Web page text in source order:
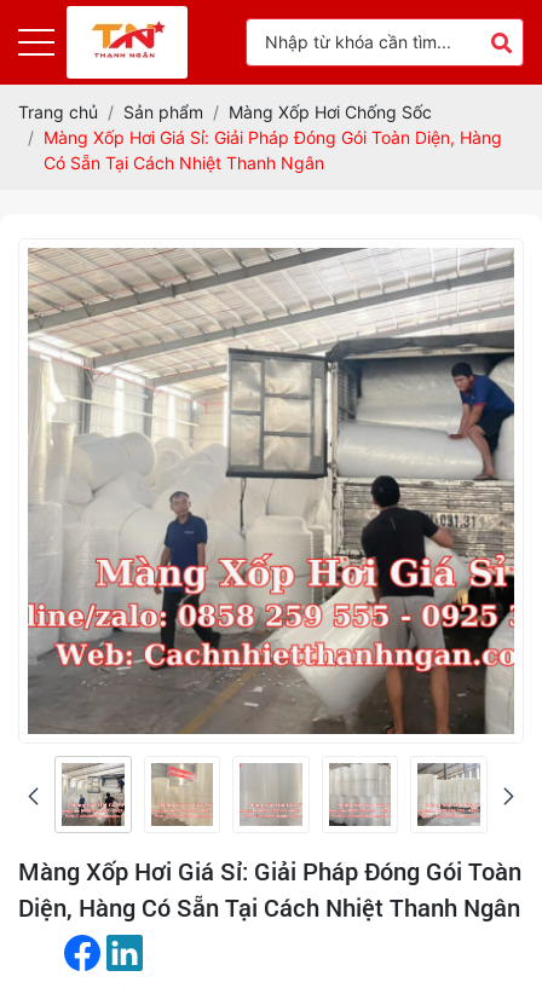
Trang chủ Sản phẩm
Màng Xốp Hơi Chống Sốc
Màng Xốp Hơi Giá Sỉ: Giải Pháp Đóng Gói Toàn Diện, Hàng
Có Sẵn Tại Cách Nhiệt Thanh Ngân
Màng Xốp Hơi Giá Sỉ: Giải Pháp Đóng Gói Toàn
Diện, Hàng Có Sẵn Tại Cách Nhiệt Thanh Ngân